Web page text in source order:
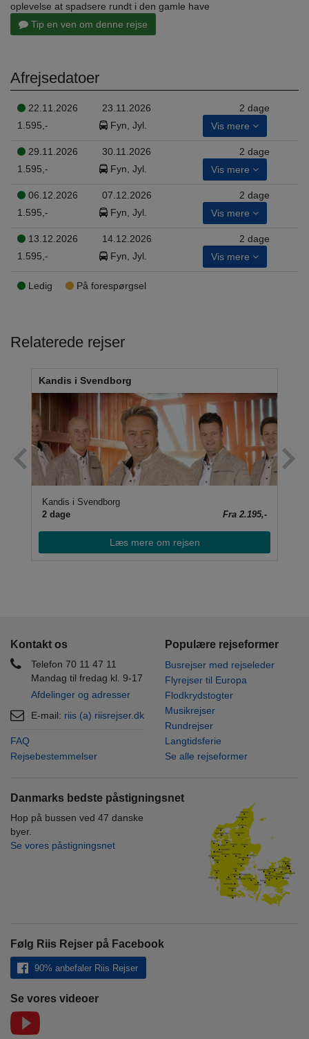
oplevelse at spadsere rundt i den gamle have
Tip en ven om denne rejse
Afrejsedatoer
22.11.2026 23.11.2026
2 dage
1.595,-
Fyn, Jyl. Vis mere
29.11.2026 30.11.2026
2 dage
1.595,-
Fyn, Jyl. Vis mere
06.12.2026 07.12.2026
2 dage
1.595,-
Fyn, Jyl. Vis mere
13.12.2026 14.12.2026
2 dage
1.595,-
Fyn, Jyl. Vis mere
Ledig På forespørgsel
Relaterede rejser
Kandis i Svendborg
Kandis i Svendborg
2 dage
Fra 2.195,-
Læs mere om rejsen
Kontakt os
Telefon 70 11 47 11
Mandag til fredag kl. 9-17
Afdelinger og adresser
E-mail: riis (a) riisrejser.dk
FAQ
Rejsebestemmelser
Populære rejseformer
Busrejser med rejseleder
Flyrejser til Europa
Flodkrydstogter
Musikrejser
Rundrejser
Langtidsferie
Se alle rejseformer
Danmarks bedste påstigningsnet
Hop på bussen ved 47 danske
byer.
Se vores påstigningsnet
Følg Riis Rejser på Facebook
90% anbefaler Riis Rejser
Se vores videoer